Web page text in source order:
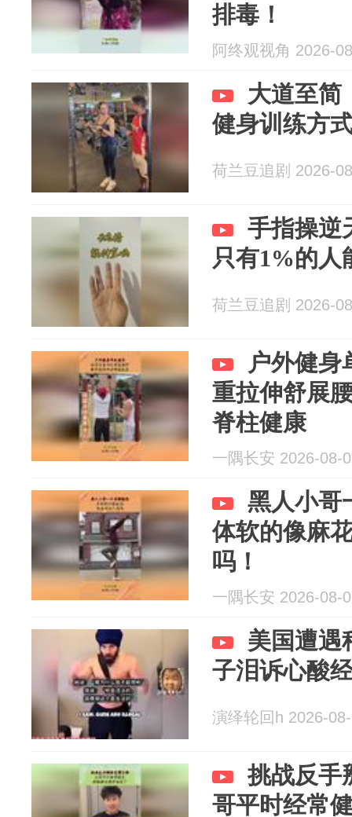
排毒！
阿终观视角 2026-
大道至简
健身训练方
荷兰豆追剧 2026-
手指操逆
只有1%的人
荷兰豆追剧 2026-
户外健身
重拉伸舒展
脊柱健康
一隅长安 2026-08-
黑人小哥
体软的像麻
吗！
一隅长安 2026-08-
美国遭遇
子泪诉心酸
演绎轮回h 2026-
挑战反手
哥平时经常